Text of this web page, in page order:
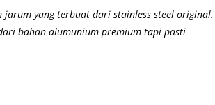
jarum yang terbuat dari stainless steel original.
bahan alumunium premium tapi pasti